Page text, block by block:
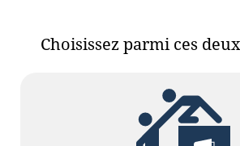
Choisissez parmi ces